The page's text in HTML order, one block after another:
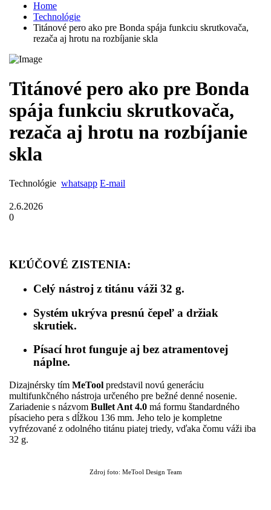
Home
Technológie
Titánové pero ako pre Bonda spája funkciu skrutkovača,
rezača aj hrotu na rozbíjanie skla
Titánové pero ako pre Bonda
spája funkciu skrutkovača,
rezača aj hrotu na rozbíjanie
skla
Technológie whatsapp E-mail
2.6.2026
0
KĽÚČOVÉ ZISTENIA:
Celý nástroj z titánu váži 32 g.
Systém ukrýva presnú čepeľ a držiak
skrutiek.
Písací hrot funguje aj bez atramentovej
náplne.
Dizajnérsky tím MeTool predstavil novú generáciu
multifunkčného nástroja určeného pre bežné denné nosenie.
Zariadenie s názvom Bullet Ant 4.0 má formu štandardného
písacieho pera s dĺžkou 136 mm. Jeho telo je kompletne
vyfrézované z odolného titánu piatej triedy, vďaka čomu váži iba
32 g.
Zdroj foto: MeTool Design Team